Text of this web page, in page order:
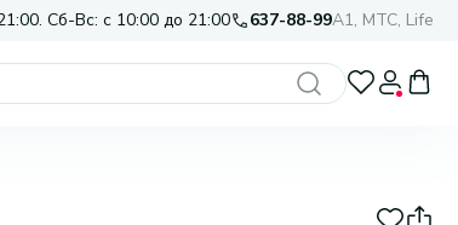
Сб-Вс: с 10:00 до 21:00 637-88-99A1, МТС, Life